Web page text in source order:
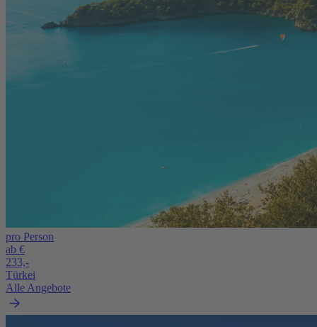
pro Person
ab €
233,-
Türkei
Alle Angebote